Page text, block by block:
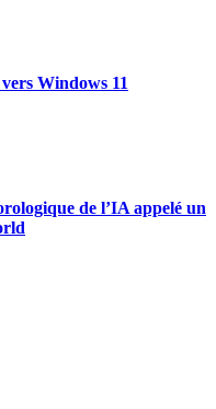
Windows 11
de l’IA appelé un